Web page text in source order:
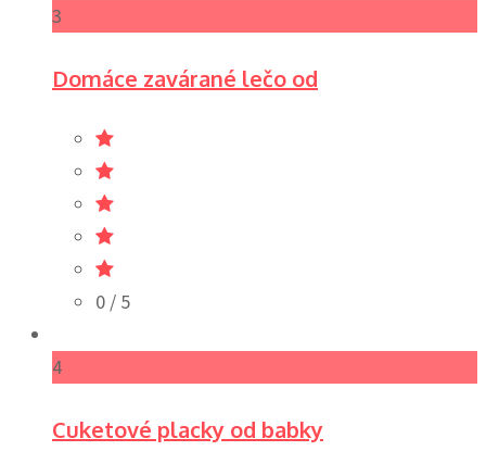
3
Domáce zavárané lečo od
0 / 5
4
Cuketové placky od babky